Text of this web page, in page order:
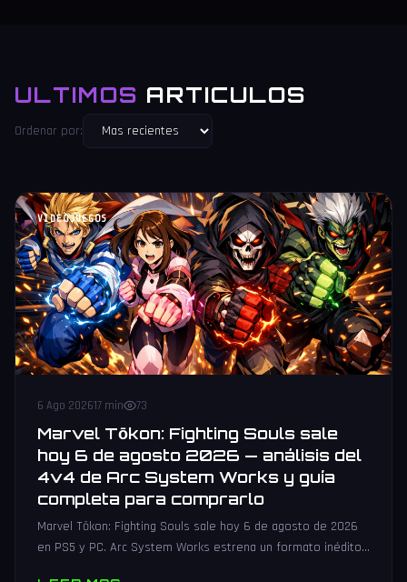
ULTIMOS ARTICULOS
Ordenar por:
VIDEOJUEGOS
6 Ago 202617 min 73
Marvel Tōkon: Fighting Souls sale
hoy 6 de agosto 2026 — análisis del
4v4 de Arc System Works y guía
completa para comprarlo
Marvel Tōkon: Fighting Souls sale hoy 6 de agosto de 2026
en PS5 y PC. Arc System Works estrena un formato inédito